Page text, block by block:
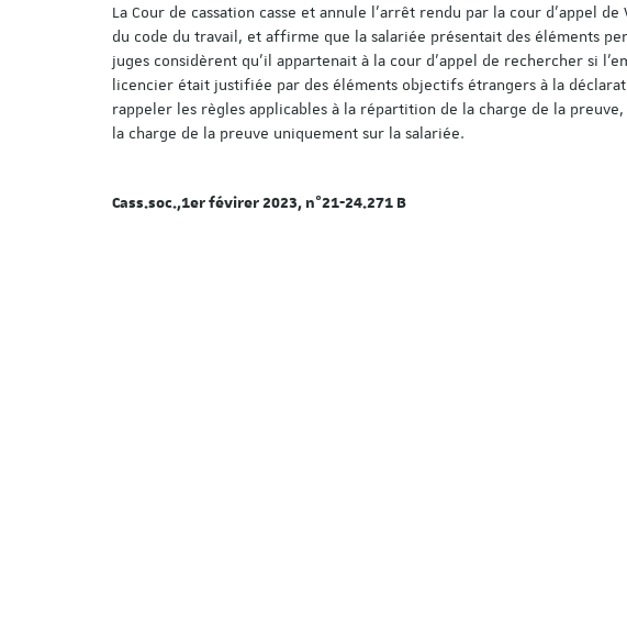
La Cour de cassation casse et annule l’arrêt rendu par la cour d’appel
du code du travail, et affirme que la salariée présentait des éléments
juges considèrent qu’il appartenait à la cour d’appel de rechercher si
licencier était justifiée par des éléments objectifs étrangers à la
rappeler les règles applicables à la répartition de la charge de la
la charge de la preuve uniquement sur la salariée.
Cass.soc.,1er févirer 2023, n°21-24.271 B